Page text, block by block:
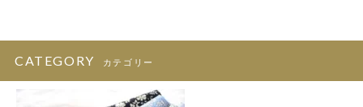
CATEGORY カテゴリー